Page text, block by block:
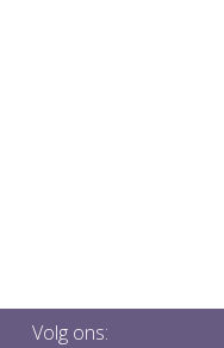
Volg ons: